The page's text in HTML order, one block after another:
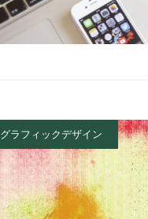
グラフィックデザイン